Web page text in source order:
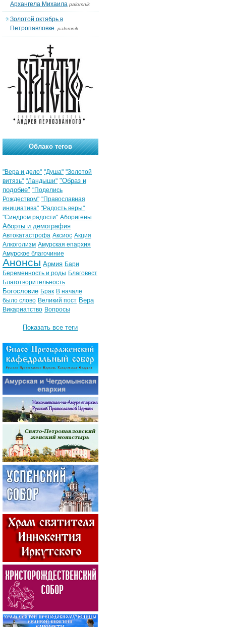
Архангела Михаила palomnik
Золотой октябрь в
Петропавловке. palomnik
Облако тегов
"Вера и дело" "Душа" "Золотой
витязь" "Ландыши" "Образ и
подобие" "Поделись
Рождеством" "Православная
инициатива" "Радость веры"
"Синдром радости" Аборигены
Аборты и демография
Автокатастрофа Аксиос Акция
Алкоголизм Амурская епархия
Амурское благочиние
Анонсы Армия Бари
Беременность и роды Благовест
Благотворительность
Богословие Брак В начале
было слово Великий пост Вера
Викариатство Вопросы
Показать все теги